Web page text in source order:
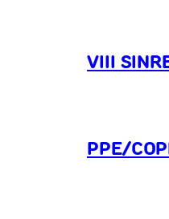
VIII
PPE/